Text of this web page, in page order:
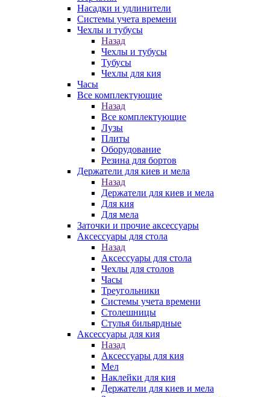
Насадки и удлинители
Системы учета времени
Чехлы и тубусы
Назад
Чехлы и тубусы
Тубусы
Чехлы для кия
Часы
Все комплектующие
Назад
Все комплектующие
Лузы
Плиты
Оборудование
Резина для бортов
Держатели для киев и мела
Назад
Держатели для киев и мела
Для кия
Для мела
Заточки и прочие аксессуары
Аксессуары для стола
Назад
Аксессуары для стола
Чехлы для столов
Часы
Треугольники
Системы учета времени
Столешницы
Стулья бильярдные
Аксессуары для кия
Назад
Аксессуары для кия
Мел
Наклейки для кия
Держатели для киев и мела